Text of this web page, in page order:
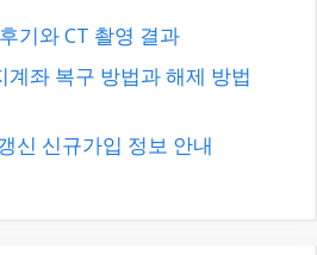
기와 CT 촬영 결과
좌 복구 방법과 해제 방법
신 신규가입 정보 안내